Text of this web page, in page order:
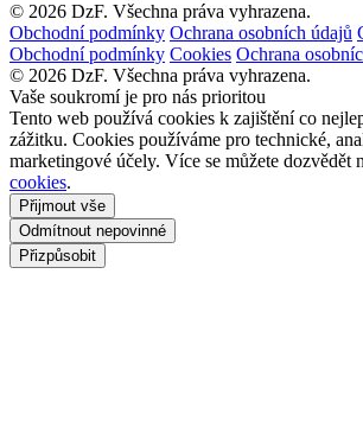
© 2026 DzF. Všechna práva vyhrazena.
Obchodní podmínky Ochrana osobních údajů
Obchodní podmínky Cookies Ochrana
© 2026 DzF. Všechna práva vyhrazena.
Vaše soukromí je pro nás prioritou
Tento web používá cookies k zajištění co
zážitku. Cookies používáme pro technické,
marketingové účely. Více se můžete dozvědět
cookies.
Přijmout vše
Odmítnout nepovinné
Přizpůsobit